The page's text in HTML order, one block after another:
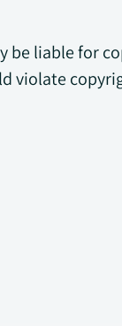
be liable for
violate